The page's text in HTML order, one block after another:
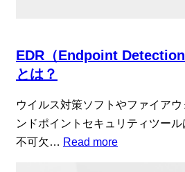
EDR（Endpoint Detection
とは？
ウイルス対策ソフトやファイア
ンドポイントセキュリティツー
不可欠… Read more